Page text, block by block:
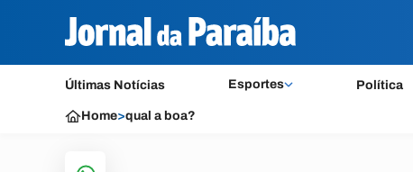
Últimas Notícias Esportes Política
Home>qual a boa?